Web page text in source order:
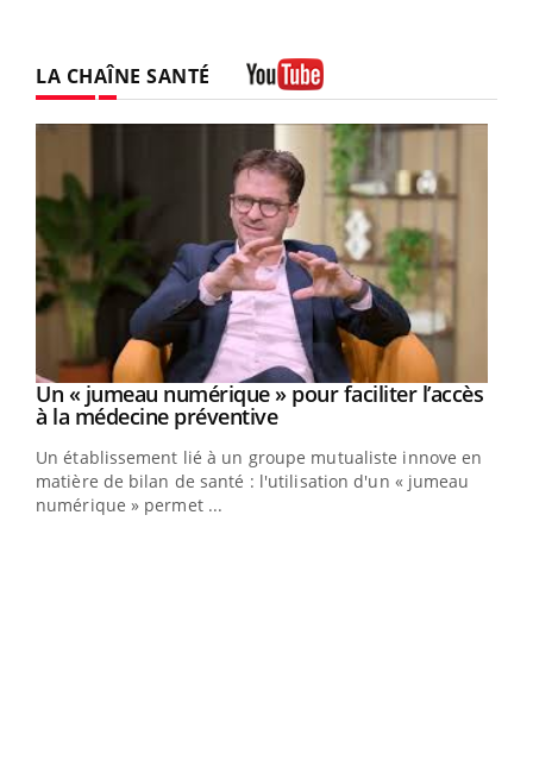
LA CHAÎNE SANTÉ
Youtube
Un « jumeau numérique » pour faciliter l’accès
à la médecine préventiveYoutube
Un établissement lié à un groupe mutualiste innove en
matière de bilan de santé : l'utilisation d'un « jumeau
numérique » permet ...